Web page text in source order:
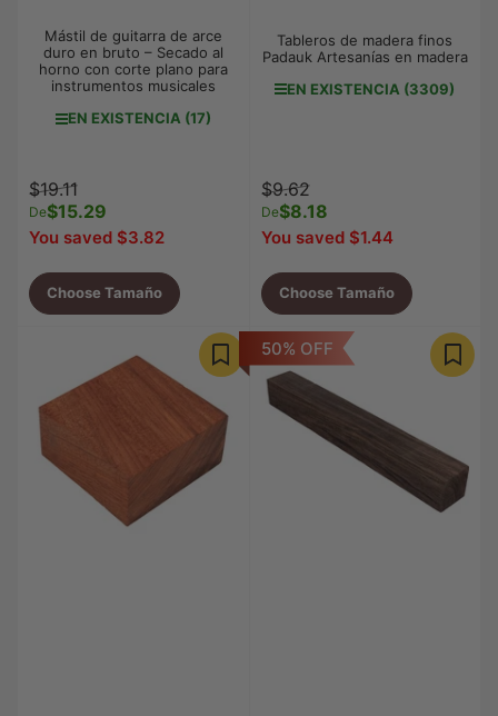
Mástil de guitarra de arce
duro en bruto – Secado al
horno con corte plano para
instrumentos musicales
EN EXISTENCIA (17)
Precio
regular
$19.11Precio
de
venta
De$15.29
You saved $3.82
Choose Tamaño
Tableros de madera finos
Padauk Artesanías en madera
EN EXISTENCIA (3309)
Precio
regular
$9.62Precio
de
venta
De$8.18
You saved $1.44
Choose Tamaño
50% OFF